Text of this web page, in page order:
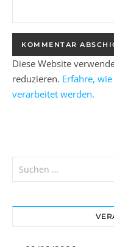
Diese Website
reduzieren. Erfahre,
verarbeitet werden.